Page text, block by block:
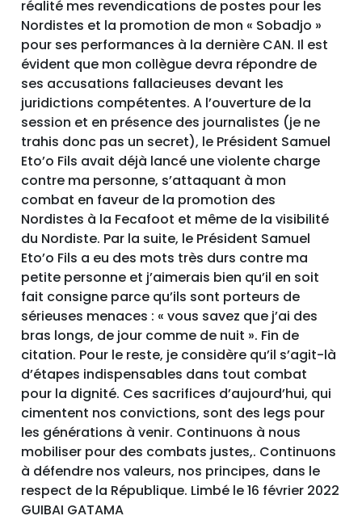
réalité mes revendications de postes pour les
Nordistes et la promotion de mon « Sobadjo »
pour ses performances à la dernière CAN. Il est
évident que mon collègue devra répondre de
ses accusations fallacieuses devant les
juridictions compétentes. A l’ouverture de la
session et en présence des journalistes (je ne
trahis donc pas un secret), le Président Samuel
Eto’o Fils avait déjà lancé une violente charge
contre ma personne, s’attaquant à mon
combat en faveur de la promotion des
Nordistes à la Fecafoot et même de la visibilité
du Nordiste. Par la suite, le Président Samuel
Eto’o Fils a eu des mots très durs contre ma
petite personne et j’aimerais bien qu’il en soit
fait consigne parce qu’ils sont porteurs de
sérieuses menaces : « vous savez que j’ai des
bras longs, de jour comme de nuit ». Fin de
citation. Pour le reste, je considère qu’il s’agit-là
d’étapes indispensables dans tout combat
pour la dignité. Ces sacrifices d’aujourd’hui, qui
cimentent nos convictions, sont des legs pour
les générations à venir. Continuons à nous
mobiliser pour des combats justes,. Continuons
à défendre nos valeurs, nos principes, dans le
respect de la République. Limbé le 16 février 2022
GUIBAI GATAMA